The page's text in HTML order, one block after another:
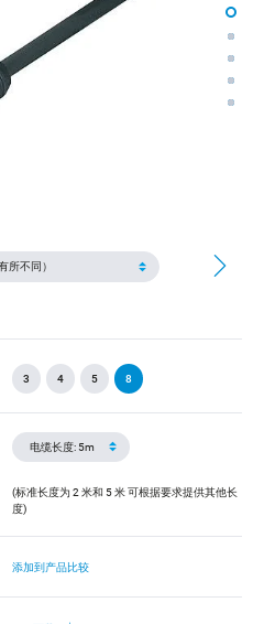
3 4 5 8
(标准长度为 2 米和 5 米 可根据要求提供其他长
度)
添加到产品比较